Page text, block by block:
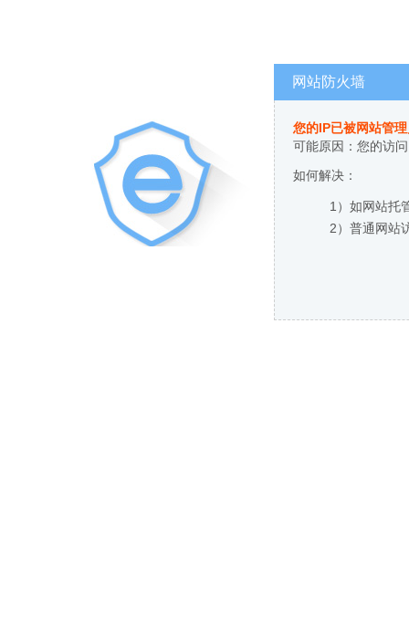
网站防火墙
您的IP已被网站管
可能原因：您的访
如何解决：
1）如网站托
2）普通网站